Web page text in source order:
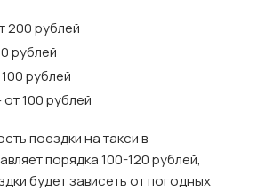
200 рублей
рублей
рублей
от 100 рублей
поездки на такси в
порядка 100-120 рублей,
будет зависеть от погодных